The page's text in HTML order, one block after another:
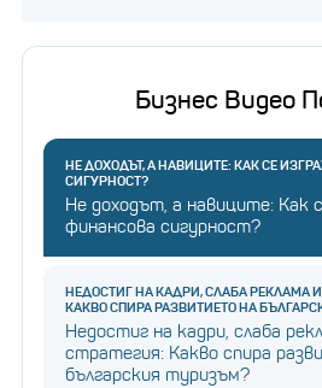
Бизнес Видео
НЕ ДОХОДЪТ, А НАВИЦИТЕ: КАК СЕ
СИГУРНОСТ?
Не доходът, а навиците: Как
финансова сигурност?
НЕДОСТИГ НА КАДРИ, СЛАБА РЕКЛАМА
КАКВО СПИРА РАЗВИТИЕТО НА
Недостиг на кадри, слаба
стратегия: Какво спира
българския туризъм?